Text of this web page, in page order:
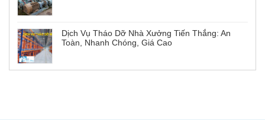
Dịch Vụ Tháo Dỡ Nhà Xưởng Tiến Thắng: An
Toàn, Nhanh Chóng, Giá Cao